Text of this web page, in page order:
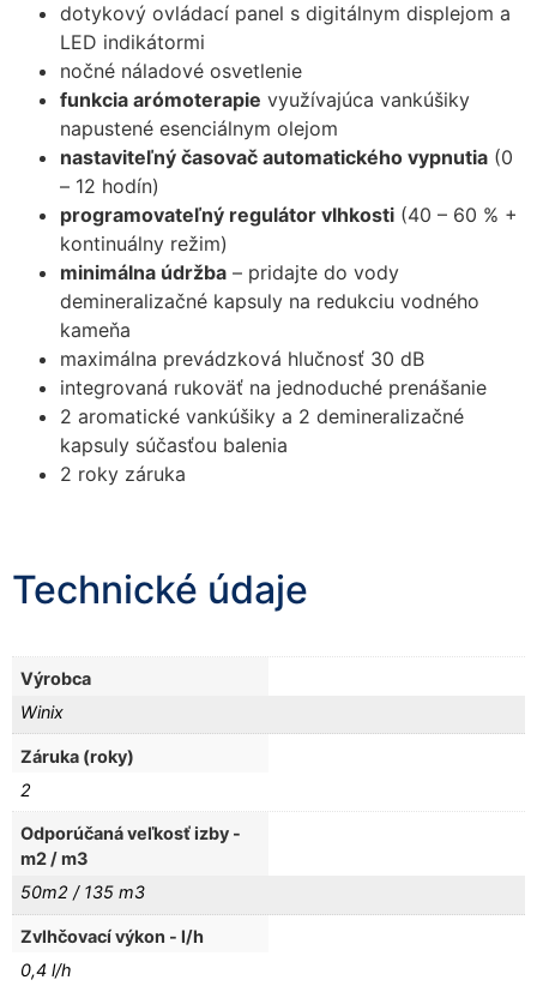
dotykový ovládací panel s digitálnym displejom a
LED indikátormi
nočné náladové osvetlenie
funkcia arómoterapie využívajúca vankúšiky
napustené esenciálnym olejom
nastaviteľný časovač automatického vypnutia (0
– 12 hodín)
programovateľný regulátor vlhkosti (40 – 60 % +
kontinuálny režim)
minimálna údržba – pridajte do vody
demineralizačné kapsuly na redukciu vodného
kameňa
maximálna prevádzková hlučnosť 30 dB
integrovaná rukoväť na jednoduché prenášanie
2 aromatické vankúšiky a 2 demineralizačné
kapsuly súčasťou balenia
2 roky záruka
Technické údaje
Výrobca
Winix
Záruka (roky)
2
Odporúčaná veľkosť izby -
m2 / m3
50m2 / 135 m3
Zvlhčovací výkon - l/h
0,4 l/h